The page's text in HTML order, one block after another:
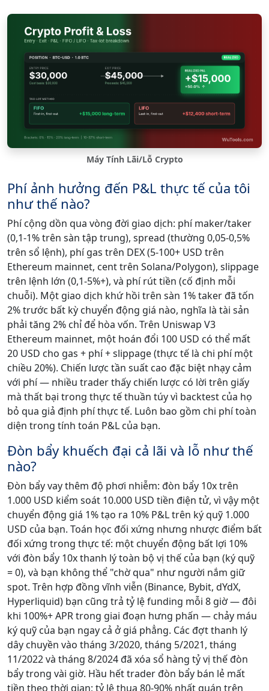
Máy Tính Lãi/Lỗ Crypto
Phí ảnh hưởng đến P&L thực tế của tôi
như thế nào?
Phí cộng dồn qua vòng đời giao dịch: phí maker/taker
(0,1-1% trên sàn tập trung), spread (thường 0,05-0,5%
trên sổ lệnh), phí gas trên DEX (5-100+ USD trên
Ethereum mainnet, cent trên Solana/Polygon), slippage
trên lệnh lớn (0,1-5%+), và phí rút tiền (cố định mỗi
chuỗi). Một giao dịch khứ hồi trên sàn 1% taker đã tốn
2% trước bất kỳ chuyển động giá nào, nghĩa là tài sản
phải tăng 2% chỉ để hòa vốn. Trên Uniswap V3
Ethereum mainnet, một hoán đổi 100 USD có thể mất
20 USD cho gas + phí + slippage (thực tế là chi phí một
chiều 20%). Chiến lược tần suất cao đặc biệt nhạy cảm
với phí — nhiều trader thấy chiến lược có lời trên giấy
mà thất bại trong thực tế thuần túy vì backtest của họ
bỏ qua giả định phí thực tế. Luôn bao gồm chi phí toàn
diện trong tính toán P&L của bạn.
Đòn bẩy khuếch đại cả lãi và lỗ như thế
nào?
Đòn bẩy vay thêm độ phơi nhiễm: đòn bẩy 10x trên
1.000 USD kiểm soát 10.000 USD tiền điện tử, vì vậy một
chuyển động giá 1% tạo ra 10% P&L trên ký quỹ 1.000
USD của bạn. Toán học đối xứng nhưng nhược điểm bất
đối xứng trong thực tế: một chuyển động bất lợi 10%
với đòn bẩy 10x thanh lý toàn bộ vị thế của bạn (ký quỹ
= 0), và bạn không thể "chờ qua" như người nắm giữ
spot. Trên hợp đồng vĩnh viễn (Binance, Bybit, dYdX,
Hyperliquid) bạn cũng trả tỷ lệ funding mỗi 8 giờ — đôi
khi 100%+ APR trong giai đoạn hưng phấn — chảy máu
ký quỹ của bạn ngay cả ở giá phẳng. Các đợt thanh lý
dây chuyền vào tháng 3/2020, tháng 5/2021, tháng
11/2022 và tháng 8/2024 đã xóa sổ hàng tỷ vị thế đòn
bẩy trong vài giờ. Hầu hết trader đòn bẩy bán lẻ mất
tiền theo thời gian; tỷ lệ thua 80-90% nhất quán trên